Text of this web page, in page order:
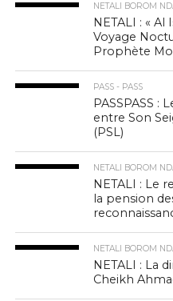
NETALI BOROM
NETALI : « Al
Voyage
Prophète
PASS - PASS
PASSPASS :
entre Son
(PSL)
NETALI BOROM
NETALI : Le
la pension
NETALI BOROM
NETALI : La
Cheikh